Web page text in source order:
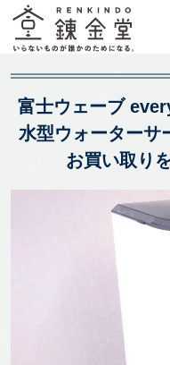
富士ウェーブ
水型ウォーターサ
お買い取り